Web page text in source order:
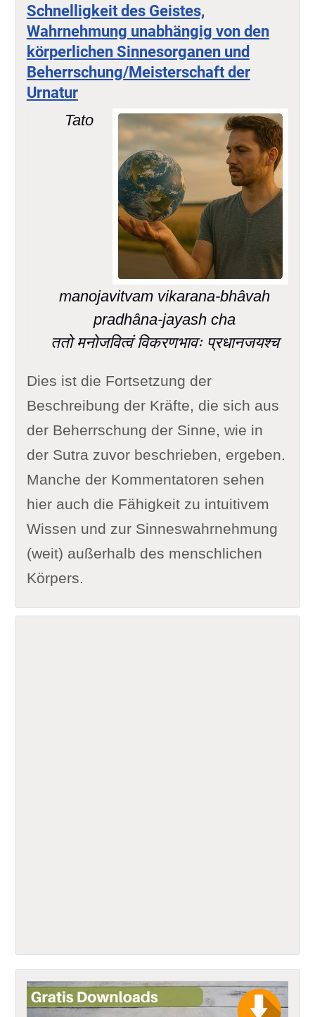
Schnelligkeit des Geistes,
Wahrnehmung unabhängig von den
körperlichen Sinnesorganen und
Beherrschung/Meisterschaft der
Urnatur
Tato
manojavitvam vikarana-bhâvah
pradhâna-jayash cha
ततो मनोजवित्वं विकरणभावः प्रधानजयश्च
Dies ist die Fortsetzung der
Beschreibung der Kräfte, die sich aus
der Beherrschung der Sinne, wie in
der Sutra zuvor beschrieben, ergeben.
Manche der Kommentatoren sehen
hier auch die Fähigkeit zu intuitivem
Wissen und zur Sinneswahrnehmung
(weit) außerhalb des menschlichen
Körpers.